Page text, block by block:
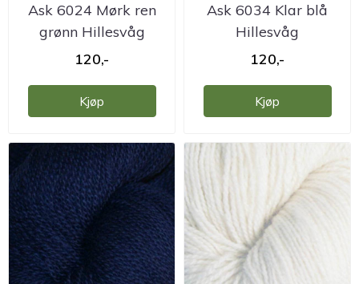
Ask 6024 Mørk ren
grønn Hillesvåg
ullvarefabrikk
120,-
Kjøp
Ask 6034 Klar blå
Hillesvåg
ullvarefabrikk
120,-
Kjøp